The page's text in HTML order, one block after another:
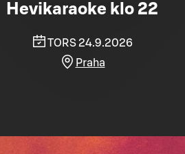
Hevikaraoke klo 22
TORS 24.9.2026
Praha